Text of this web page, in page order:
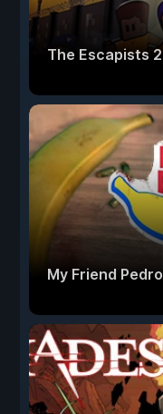
The Escapists 2
My Friend Pedro